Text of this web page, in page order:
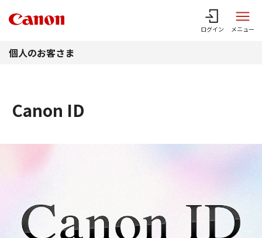
ログイン メニュー
個人のお客さま
Canon ID